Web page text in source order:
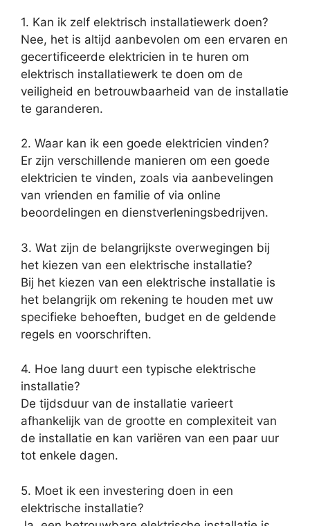
1. Kan ik zelf elektrisch installatiewerk doen?
Nee, het is altijd aanbevolen om een ervaren en
gecertificeerde elektricien in te huren om
elektrisch installatiewerk te doen om de
veiligheid en betrouwbaarheid van de installatie
te garanderen.
2. Waar kan ik een goede elektricien vinden?
Er zijn verschillende manieren om een goede
elektricien te vinden, zoals via aanbevelingen
van vrienden en familie of via online
beoordelingen en dienstverleningsbedrijven.
3. Wat zijn de belangrijkste overwegingen bij
het kiezen van een elektrische installatie?
Bij het kiezen van een elektrische installatie is
het belangrijk om rekening te houden met uw
specifieke behoeften, budget en de geldende
regels en voorschriften.
4. Hoe lang duurt een typische elektrische
installatie?
De tijdsduur van de installatie varieert
afhankelijk van de grootte en complexiteit van
de installatie en kan variëren van een paar uur
tot enkele dagen.
5. Moet ik een investering doen in een
elektrische installatie?